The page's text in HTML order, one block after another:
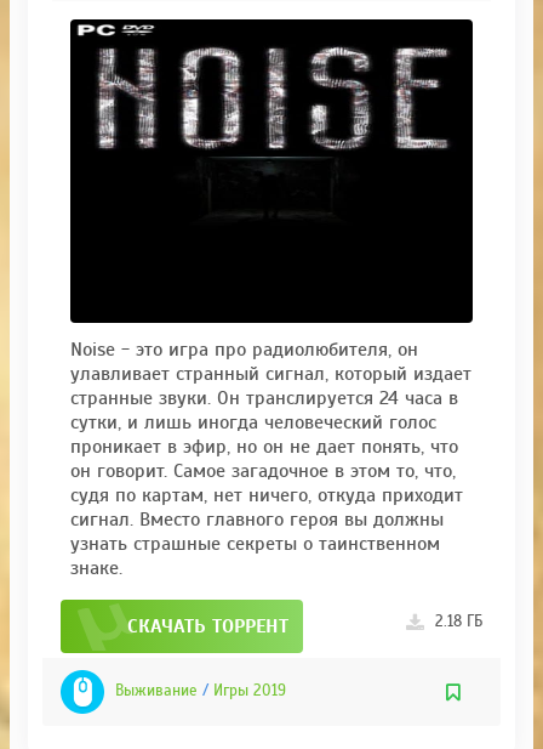
Noise - это игра про радиолюбителя, он
улавливает странный сигнал, который издает
странные звуки. Он транслируется 24 часа в
сутки, и лишь иногда человеческий голос
проникает в эфир, но он не дает понять, что
он говорит. Самое загадочное в этом то, что,
судя по картам, нет ничего, откуда приходит
сигнал. Вместо главного героя вы должны
узнать страшные секреты о таинственном
знаке.
СКАЧАТЬ ТОРРЕНТ 2.18 ГБ
Выживание / Игры 2019